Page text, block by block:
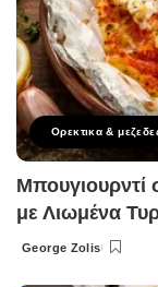
Ορεκτικα &
με Λιωμένα
Posted
George Zolis